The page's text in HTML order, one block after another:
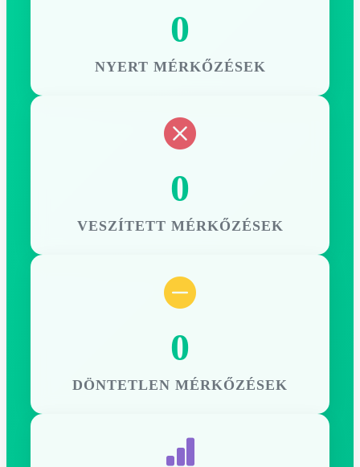
0
NYERT MÉRKŐZÉSEK
0
VESZÍTETT MÉRKŐZÉSEK
0
DÖNTETLEN MÉRKŐZÉSEK